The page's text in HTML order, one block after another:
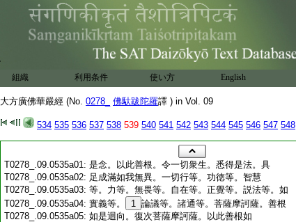
組織 利用条件 使い方 English
大方廣佛華嚴經 (No. 0278_ 佛馱跋陀羅譯 ) in Vol. 09
534 535 536 537 538 539 540 541 542 543 544 545 546 547 548
T0278_.09.0535a01: 是念。以此善根。令一切衆生。悉得是法。具
T0278_.09.0535a02: 足成滿如我無異。一切行等。功徳等。智慧
T0278_.09.0535a03: 等。力等。無畏等。自在等。正覺等。説法等。如
T0278_.09.0535a04: 實義等。 1 論議等。諸通等。菩薩摩訶薩。善根
T0278_.09.0535a05: 如是迴向。復次菩薩摩訶薩。以此善根如